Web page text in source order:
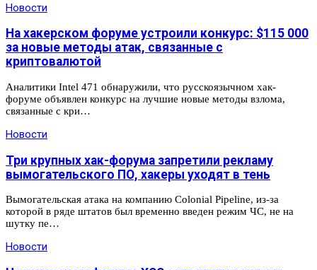
Новости
На хакерском форуме устроили конкурс: $115 000
за новые методы атак, связанные с
криптовалютой
Аналитики Intel 471 обнаружили, что русскоязычном хак-
форуме объявлен конкурс на лучшие новые методы взлома,
связанные с кри…
Новости
Три крупных хак-форума запретили рекламу
вымогательского ПО, хакеры уходят в тень
Вымогательская атака на компанию Colonial Pipeline, из-за
которой в ряде штатов был временно введен режим ЧС, не на
шутку пе…
Новости